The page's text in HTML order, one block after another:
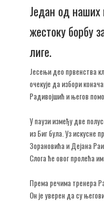
Један од наших
жестоку борбу
лиге.
Јесењи део првенства
очекује да избори
Радивојшић и његов
У паузи између две
из Биг була. Уз
Зорановића и Дејана
Слога ће овог пролећа
Према речима тренера
Он је уверен да су